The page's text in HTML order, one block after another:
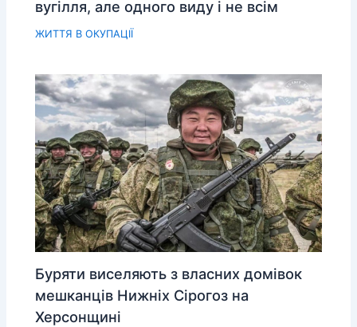
вугілля, але одного виду і не всім
ЖИТТЯ В ОКУПАЦІЇ
Буряти виселяють з власних домівок
мешканців Нижніх Сірогоз на
Херсонщині